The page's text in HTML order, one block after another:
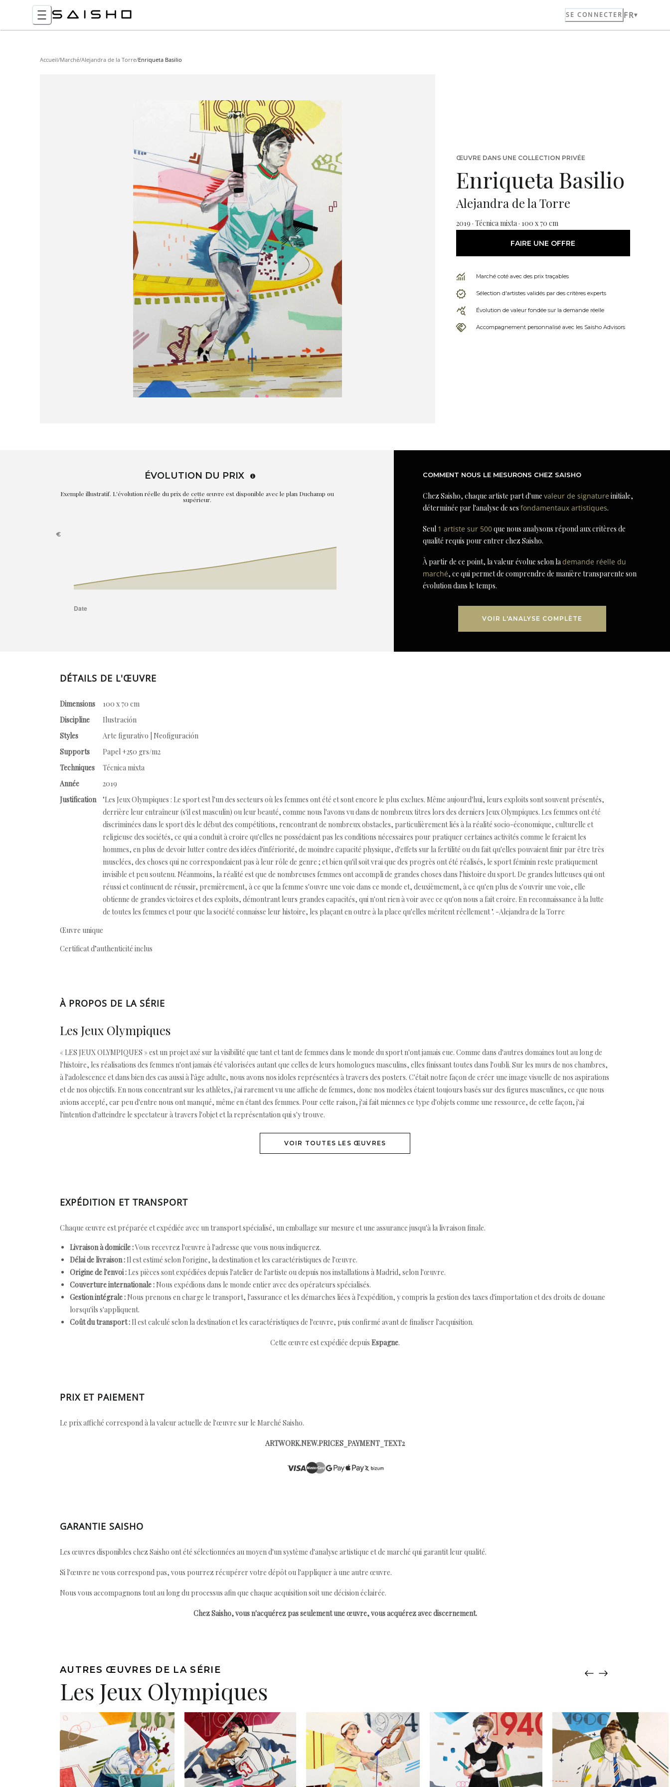
SE CONNECTER FR
Accueil/Marché/Alejandra de la Torre/Enriqueta Basilio
ŒUVRE DANS UNE COLLECTION PRIVÉE
Enriqueta Basilio
Alejandra de la Torre
2019 · Técnica mixta · 100 x 70 cm
FAIRE UNE OFFRE
Marché coté avec des prix traçables
Sélection d'artistes validés par des critères experts
Évolution de valeur fondée sur la demande réelle
Accompagnement personnalisé avec les Saisho Advisors
ÉVOLUTION DU PRIX
Exemple illustratif. L'évolution réelle du prix de cette œuvre est disponible avec le plan Duchamp ou
supérieur.
COMMENT NOUS LE MESURONS CHEZ SAISHO
Chez Saisho, chaque artiste part d'unevaleur de signature initiale,
déterminée par l'analyse de sesfondamentaux artistiques.
Seul 1 artiste sur 500que nous analysons répond aux critères de
qualité requis pour entrer chez Saisho.
À partir de ce point, la valeur évolue selon lademande réelle du
marché, ce qui permet de comprendre de manière transparente son
évolution dans le temps.
VOIR L'ANALYSE COMPLÈTE
DÉTAILS DE L'ŒUVRE
Dimensions
100 x 70 cm
Discipline
Ilustración
Styles
Arte figurativo | Neofiguración
Supports
Papel +250 grs/m2
Techniques
Técnica mixta
Année
2019
Justification
"Les Jeux Olympiques : Le sport est l'un des secteurs où les femmes ont été et sont encore le plus exclues. Même aujourd'hui, leurs exploits sont souvent présentés,
derrière leur entraîneur (s'il est masculin) ou leur beauté, comme nous l'avons vu dans de nombreux titres lors des derniers Jeux Olympiques. Les femmes ont été
discriminées dans le sport dès le début des compétitions, rencontrant de nombreux obstacles, particulièrement liés à la réalité socio-économique, culturelle et
religieuse des sociétés, ce qui a conduit à croire qu'elles ne possédaient pas les conditions nécessaires pour pratiquer certaines activités comme le feraient les
hommes, en plus de devoir lutter contre des idées d'infériorité, de moindre capacité physique, d'effets sur la fertilité ou du fait qu'elles pouvaient finir par être très
musclées, des choses qui ne correspondaient pas à leur rôle de genre ; et bien qu'il soit vrai que des progrès ont été réalisés, le sport féminin reste pratiquement
invisible et peu soutenu. Néanmoins, la réalité est que de nombreuses femmes ont accompli de grandes choses dans l'histoire du sport. De grandes lutteuses qui ont
réussi et continuent de réussir, premièrement, à ce que la femme s'ouvre une voie dans ce monde et, deuxièmement, à ce qu'en plus de s'ouvrir une voie, elle
obtienne de grandes victoires et des exploits, démontrant leurs grandes capacités, qui n'ont rien à voir avec ce qu'on nous a fait croire. En reconnaissance à la lutte
de toutes les femmes et pour que la société connaisse leur histoire, les plaçant en outre à la place qu'elles méritent réellement ". -Alejandra de la Torre
Œuvre unique
Certificat d’authenticité inclus
À PROPOS DE LA SÉRIE
Les Jeux Olympiques
« LES JEUX OLYMPIQUES » est un projet axé sur la visibilité que tant et tant de femmes dans le monde du sport n'ont jamais eue. Comme dans d'autres domaines tout au long de
l'histoire, les réalisations des femmes n'ont jamais été valorisées autant que celles de leurs homologues masculins, elles finissant toutes dans l'oubli. Sur les murs de nos chambres,
à l'adolescence et dans bien des cas aussi à l'âge adulte, nous avons nos idoles représentées à travers des posters. C'était notre façon de créer une image visuelle de nos aspirations
et de nos objectifs. En nous concentrant sur les athlètes, j'ai rarement vu une affiche de femmes, donc nos modèles étaient toujours basés sur des figures masculines, ce que nous
avions accepté, car peu d'entre nous ont manqué, même en étant des femmes. Pour cette raison, j'ai fait miennes ce type d'objets comme une ressource, de cette façon, j'ai
l'intention d'atteindre le spectateur à travers l'objet et la représentation qui s'y trouve.
VOIR TOUTES LES ŒUVRES
EXPÉDITION ET TRANSPORT
Chaque œuvre est préparée et expédiée avec un transport spécialisé, un emballage sur mesure et une assurance jusqu'à la livraison finale.
Livraison à domicile :Vous recevrez l'œuvre à l'adresse que vous nous indiquerez.
Délai de livraison : Il est estimé selon l'origine, la destination et les caractéristiques de l'œuvre.
Origine de l'envoi : Les pièces sont expédiées depuis l'atelier de l'artiste ou depuis nos installations à Madrid, selon l'œuvre.
Couverture internationale : Nous expédions dans le monde entier avec des opérateurs spécialisés.
Gestion intégrale : Nous prenons en charge le transport, l'assurance et les démarches liées à l'expédition, y compris la gestion des taxes d'importation et des droits de douane
lorsqu'ils s'appliquent.
Coût du transport : Il est calculé selon la destination et les caractéristiques de l'œuvre, puis confirmé avant de finaliser l'acquisition.
Cette œuvre est expédiée depuis Espagne.
PRIX ET PAIEMENT
Le prix affiché correspond à la valeur actuelle de l'œuvre sur le Marché Saisho.
ARTWORK.NEW.PRICES_PAYMENT_TEXT2
GARANTIE SAISHO
Les œuvres disponibles chez Saisho ont été sélectionnées au moyen d'un système d'analyse artistique et de marché qui garantit leur qualité.
Si l'œuvre ne vous correspond pas, vous pourrez récupérer votre dépôt ou l'appliquer à une autre œuvre.
Nous vous accompagnons tout au long du processus afin que chaque acquisition soit une décision éclairée.
Chez Saisho, vous n'acquérez pas seulement une œuvre, vous acquérez avec discernement.
AUTRES ŒUVRES DE LA SÉRIE
Les Jeux Olympiques